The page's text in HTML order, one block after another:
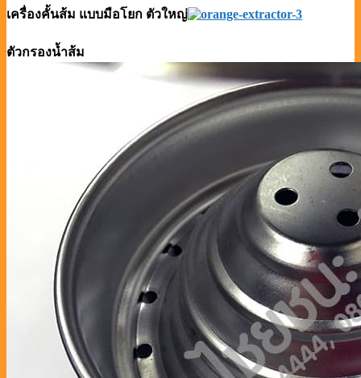
เครื่องคั้นส้ม แบบมือโยก ตัวใหญ่
ตัวกรองน้ำส้ม